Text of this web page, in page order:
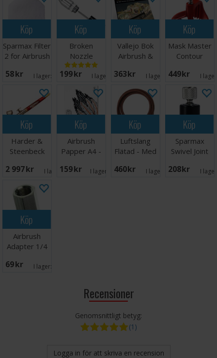
Köp
Sparmax Filter
2 for Airbrush
58 SEK I lager:
Köp
Broken
Nozzle
Removal Tool
Verktøy
199 SEK I lager: 3
Köp
Vallejo Bok
Airbrush &
Techn.
363 SEK I lager: 3
Köp
Mask Master
Contour
449 SEK I
Köp
Harder &
Steenbeck
Solo
2 997 SEK I lager: 3
Köp
Airbrush
Papper A4 -
159 SEK I lager: 11
Köp
Luftslang
Flätad - Med
460 SEK I lager: 3
Köp
Sparmax
Swivel Joint
208 SEK I
Köp
Airbrush
Adapter 1/4
Female
69 SEK I lager:
Recensioner
Genomsnittligt betyg:
(1)
Logga in för att skriva en recension